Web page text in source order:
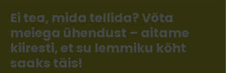
Ei tea, mida tellida? Võta
meiega ühendust – aitame
kiiresti, et su lemmiku kõht
saaks täis!